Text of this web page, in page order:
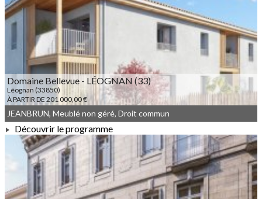
À PARTIR DE 850 000,00 €
Domaine Bellevue - LÉOGNAN (33)
Léognan (33850)
À PARTIR DE 201 000,00 €
À PARTIR DE 201 000,00 €
JEANBRUN, Meublé non géré, Droit commun
Découvrir le programme